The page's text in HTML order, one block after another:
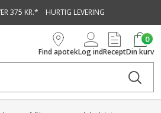
375 KR.* HURTIG LEVERING
Find apotekLog indRecept
0
Din kurv